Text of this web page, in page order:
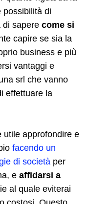
possibilità di
di sapere come si
capire se sia la
business e più
vantaggi e
srl che vanno
effettuare la
utile approfondire e
facendo un
di società per
e affidarsi a
al quale eviterai